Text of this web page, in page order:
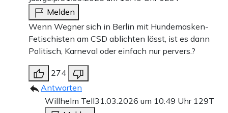
Melden
Wenn Wegner sich in Berlin mit Hundemasken-
Fetischisten am CSD ablichten lässt, ist es dann
Politisch, Karneval oder einfach nur pervers.?
274
Antworten
Willhelm Tell31.03.2026 um 10:49 Uhr 129T